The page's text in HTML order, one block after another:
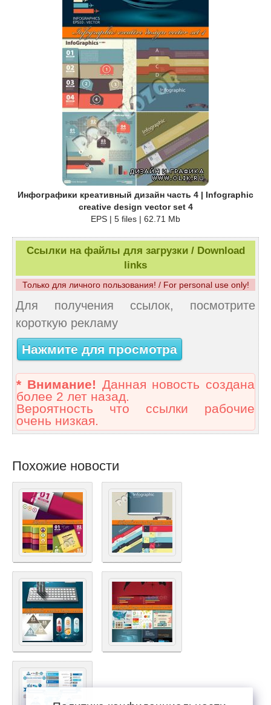
Инфографики креативный дизайн часть 4 | Infographic
creative design vector set 4
EPS | 5 files | 62.71 Mb
Ссылки на файлы для загрузки / Download
links
Только для личного пользования! / For personal use only!
Для получения ссылок, посмотрите
короткую рекламу
Нажмите для просмотра
* Внимание! Данная новость создана
более 2 лет назад.
Вероятность что ссылки рабочие
очень низкая.
Похожие новости